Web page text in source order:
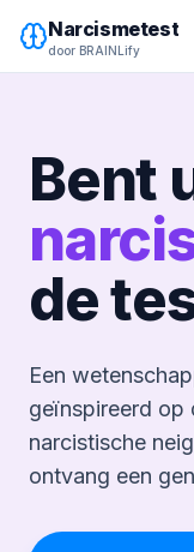
Narcismetest
door BRAINLify
Bent
de
Een
geïnspireerd op
narcistische
ontvang een